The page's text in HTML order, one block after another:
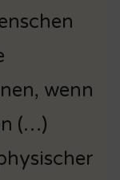
wenn
(…)